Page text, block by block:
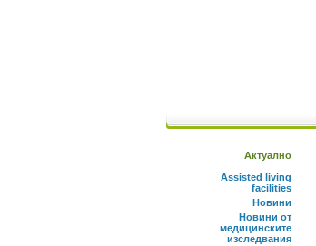
Актуално
Assisted living
facilities
Новини
Новини от
медицинските
изследвания